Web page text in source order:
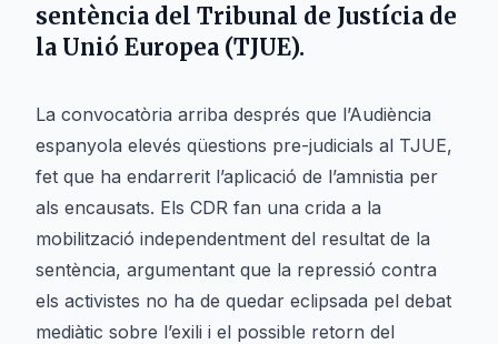
sentència del Tribunal de Justícia de
la Unió Europea (TJUE).
La convocatòria arriba després que l’Audiència
espanyola elevés qüestions pre-judicials al TJUE,
fet que ha endarrerit l’aplicació de l’amnistia per
als encausats. Els CDR fan una crida a la
mobilització independentment del resultat de la
sentència, argumentant que la repressió contra
els activistes no ha de quedar eclipsada pel debat
mediàtic sobre l’exili i el possible retorn del